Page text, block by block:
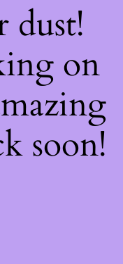
dust!
on
soon!